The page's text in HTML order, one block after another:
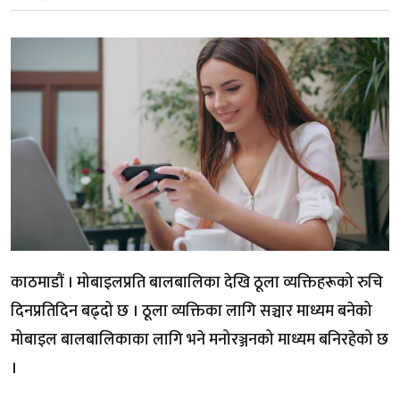
काठमाडौं । मोबाइलप्रति बालबालिका देखि ठूला व्यक्तिहरूको रुचि
दिनप्रतिदिन बढ्दो छ । ठूला व्यक्तिका लागि सञ्चार माध्यम बनेको
मोबाइल बालबालिकाका लागि भने मनोरञ्जनको माध्यम बनिरहेको छ
।